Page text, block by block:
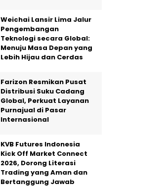
Weichai Lansir Lima Jalur
Pengembangan
Teknologi secara Global:
Menuju Masa Depan yang
Lebih Hijau dan Cerdas
Farizon Resmikan Pusat
Distribusi Suku Cadang
Global, Perkuat Layanan
Purnajual di Pasar
Internasional
KVB Futures Indonesia
Kick Off Market Connect
2026, Dorong Literasi
Trading yang Aman dan
Bertanggung Jawab